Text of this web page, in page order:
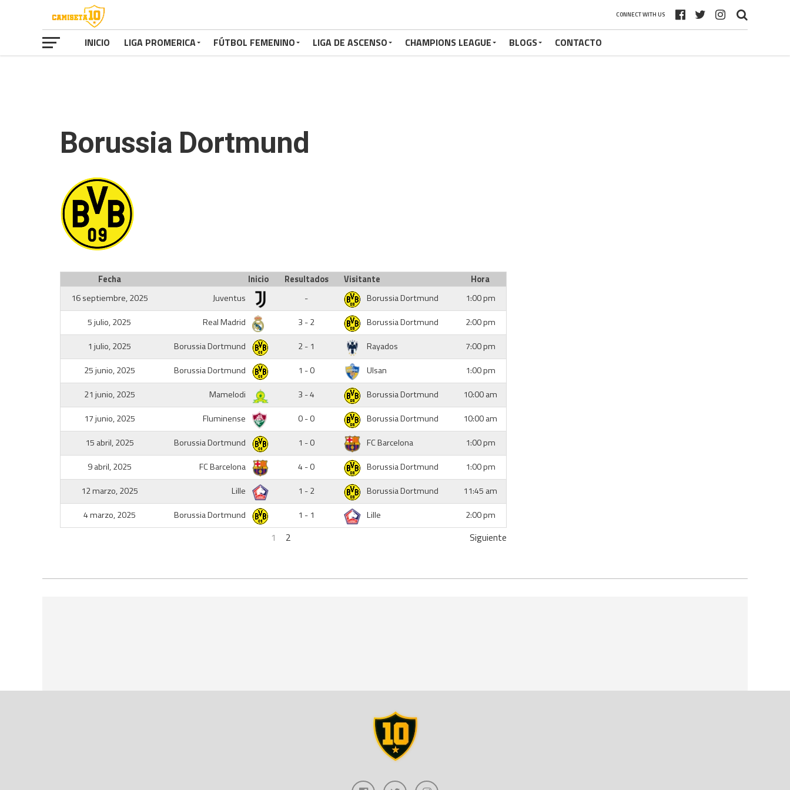
CONNECT WITH US
INICIO LIGA PROMERICA FÚTBOL FEMENINO LIGA DE ASCENSO CHAMPIONS LEAGUE BLOGS CONTACTO
Borussia Dortmund
Fecha Inicio Resultados Visitante
Hora
16 septiembre, 2025
Juventus - Borussia Dortmund
1:00 pm
5 julio, 2025
Real Madrid 3 - 2 Borussia Dortmund
2:00 pm
1 julio, 2025
Borussia Dortmund 2 - 1 Rayados
7:00 pm
25 junio, 2025
Borussia Dortmund 1 - 0 Ulsan
1:00 pm
21 junio, 2025
Mamelodi 3 - 4 Borussia Dortmund
10:00 am
17 junio, 2025
Fluminense 0 - 0 Borussia Dortmund
10:00 am
15 abril, 2025
Borussia Dortmund 1 - 0 FC Barcelona
1:00 pm
9 abril, 2025
FC Barcelona 4 - 0 Borussia Dortmund
1:00 pm
12 marzo, 2025
Lille 1 - 2 Borussia Dortmund
11:45 am
4 marzo, 2025
Borussia Dortmund 1 - 1 Lille 2:00 pm
1 2 Siguiente